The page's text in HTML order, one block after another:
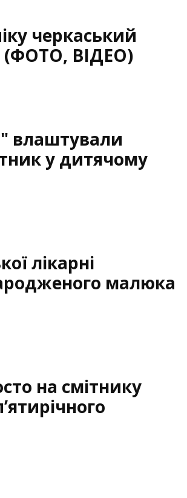
черкаський
(ФОТО, ВІДЕО)
влаштували
у дитячому
лікарні
малюка
на смітнику